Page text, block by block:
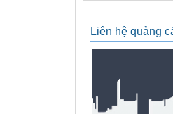
Liên hệ quảng